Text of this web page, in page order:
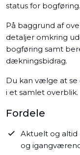
status for bogføring.
På baggrund af
detaljer omkring
bogføring samt
dækningsbidrag.
Du kan vælge at
i et samlet overblik.
Fordele
Aktuelt og altid
og